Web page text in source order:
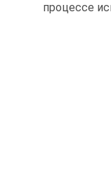
процессе